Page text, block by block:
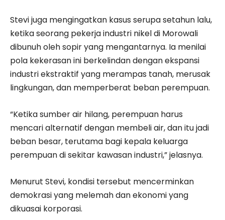
Stevi juga mengingatkan kasus serupa setahun lalu,
ketika seorang pekerja industri nikel di Morowali
dibunuh oleh sopir yang mengantarnya. Ia menilai
pola kekerasan ini berkelindan dengan ekspansi
industri ekstraktif yang merampas tanah, merusak
lingkungan, dan memperberat beban perempuan.
“Ketika sumber air hilang, perempuan harus
mencari alternatif dengan membeli air, dan itu jadi
beban besar, terutama bagi kepala keluarga
perempuan di sekitar kawasan industri,” jelasnya.
Menurut Stevi, kondisi tersebut mencerminkan
demokrasi yang melemah dan ekonomi yang
dikuasai korporasi.